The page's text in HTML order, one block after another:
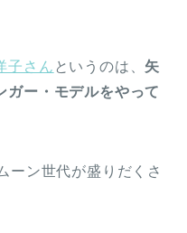
子さん というのは、 矢
ガー・モデルをやって
ーン世代が盛りだくさ